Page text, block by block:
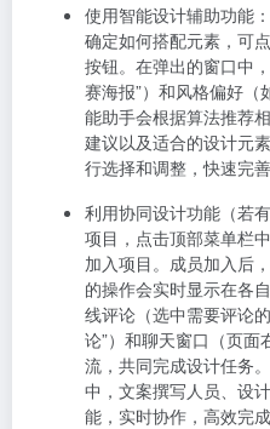
使用智能设计辅助功能
确定如何搭配元素，可
按钮。在弹出的窗口中
赛海报”）和风格偏好（
能助手会根据算法推荐
建议以及适合的设计元
行选择和调整，快速完善
利用协同设计功能（若有
项目，点击顶部菜单栏
加入项目。成员加入后
的操作会实时显示在各
线评论（选中需要评论
论”）和聊天窗口（页
流，共同完成设计任务
中，文案撰写人员、设
能，实时协作，高效完